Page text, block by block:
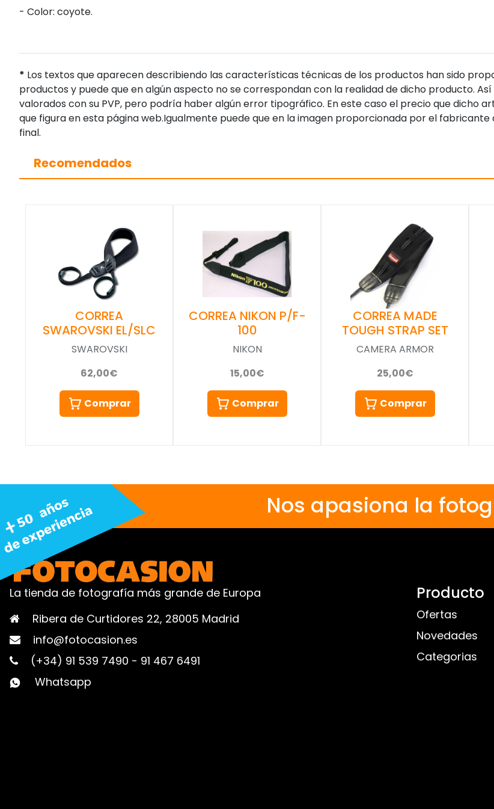
- Color: coyote.
* Los textos que aparecen describiendo las características técnicas de los productos han sido
productos y puede que en algún aspecto no se correspondan con la realidad de dicho producto.
valorados con su PVP, pero podría haber algún error tipográfico. En este caso el precio que
que figura en esta página web.Igualmente puede que en la imagen proporcionada por el
final.
Recomendados
CORREA
SWAROVSKI EL/SLC
SWAROVSKI
62,00€
Comprar
CORREA NIKON P/F-
100
NIKON
15,00€
Comprar
CORREA MADE
TOUGH STRAP SET
CAMERA ARMOR
25,00€
Comprar
Nos apasiona la
La tienda de fotografía más grande de Europa
Ribera de Curtidores 22, 28005 Madrid
info@fotocasion.es
(+34) 91 539 7490 - 91 467 6491
Whatsapp
Producto
Ofertas
Novedades
Categorias